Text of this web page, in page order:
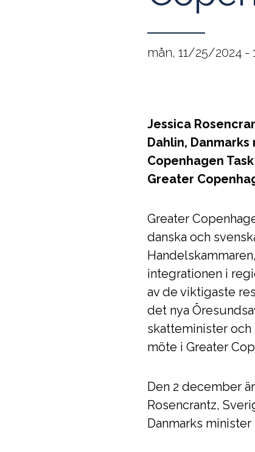
mån, 11/25/2024 -
Jessica
Dahlin,
Copenhagen
Greater
Greater
danska och
integrationen i
av de viktigaste
det nya
skatteminister och
möte i Greater
Den 2 december
Rosencrantz,
Danmarks